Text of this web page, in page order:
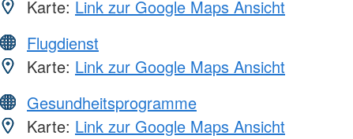
Karte: Link zur Google Maps Ansicht
Flugdienst
Karte: Link zur Google Maps Ansicht
Gesundheitsprogramme
Karte: Link zur Google Maps Ansicht